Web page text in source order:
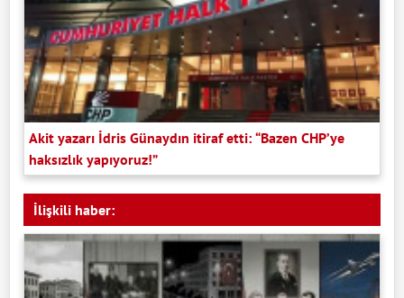
Akit yazarı İdris Günaydın itiraf etti: “Bazen CHP’ye
haksızlık yapıyoruz!”
İlişkili haber: